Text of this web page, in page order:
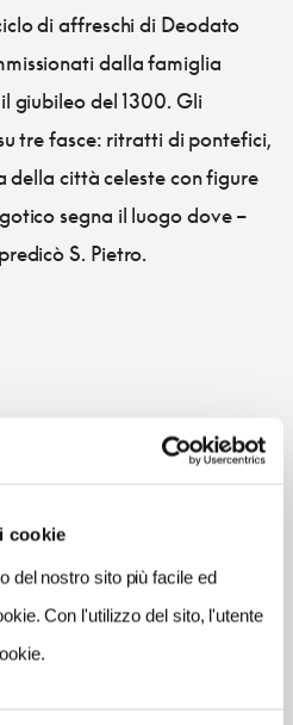
cookie
del nostro sito più facile ed
Con l'utilizzo del sito, l'utente
di affreschi di Deodato
dalla famiglia
giubileo del 1300. Gli
tre fasce: ritratti di pontefici,
della città celeste con figure
segna il luogo dove –
S. Pietro.